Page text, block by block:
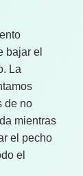
bajar el
La
de no
mientras
el pecho
el